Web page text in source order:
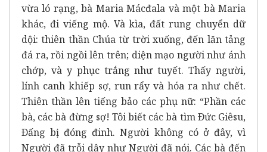
vừa ló rạng, bà Maria Mácđala và một bà Maria
khác, đi viếng mộ. Và kìa, đất rung chuyển dữ
dội: thiên thần Chúa từ trời xuống, đến lăn tảng
đá ra, rồi ngồi lên trên; diện mạo người như ánh
chớp, và y phục trắng như tuyết. Thấy người,
lính canh khiếp sợ, run rẩy và hóa ra như chết.
Thiên thần lên tiếng bảo các phụ nữ: “Phần các
bà, các bà đừng sợ! Tôi biết các bà tìm Ðức Giêsu,
Ðấng bị đóng đinh. Người không có ở đây, vì
Người đã trỗi dậy như Người đã nói. Các bà đến